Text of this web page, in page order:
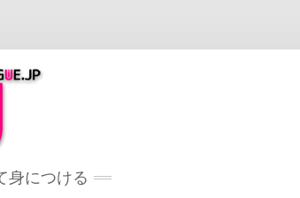
身につける